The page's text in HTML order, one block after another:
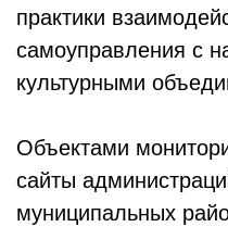
практики
самоуправления с
культурными
Объектами
сайты
муниципальных